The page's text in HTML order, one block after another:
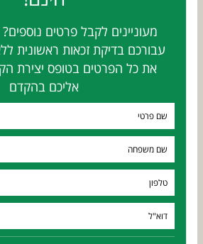
מעוניינים לקבל פרטים
עבורכם בדיקת זכאות ראשונית
את כל הפרטים בטופס יצירת
אליכם בהקדם